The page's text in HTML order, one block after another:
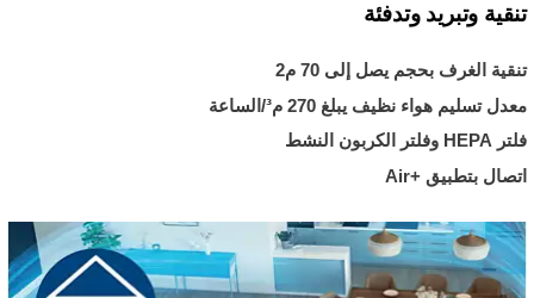
تنقية وتبريد وتدفئة
تنقية الغرف بحجم يصل إلى 70 م2
معدل تسليم هواء نظيف يبلغ 270 م³/الساعة
فلتر HEPA وفلتر الكربون النشط
اتصال بتطبيق Air+‎